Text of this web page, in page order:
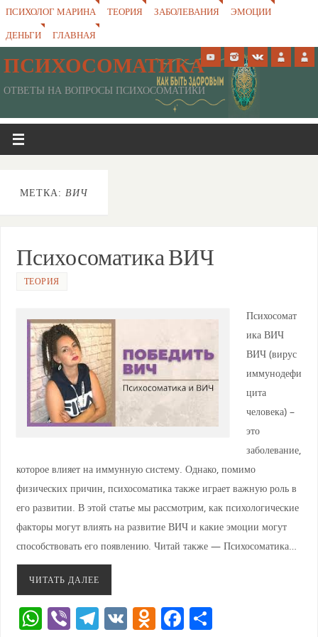
ПСИХОЛОГ МАРИНА ТЕОРИЯ ЗАБОЛЕВАНИЯ
ЭМОЦИИ
ДЕНЬГИ
ГЛАВНАЯ
ПСИХОСОМАТИКА
ОТВЕТЫ НА ВОПРОСЫ ПСИХОСОМАТИКИ
МЕТКА: ВИЧ
Психосоматика ВИЧ
ТЕОРИЯ
Психосомат
ика ВИЧ
ВИЧ (вирус
иммунодефи
цита
человека) –
это
заболевание,
которое влияет на иммунную систему. Однако, помимо
физических причин, психосоматика также играет важную роль в
его развитии. В этой статье мы рассмотрим, как психологические
факторы могут влиять на развитие ВИЧ и какие эмоции могут
способствовать его появлению. Читай также — Психосоматика…
ЧИТАТЬ ДАЛЕЕ
W Vi T V O F О